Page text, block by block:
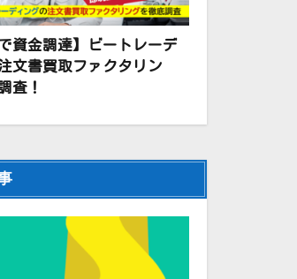
資金調達】ビートレーデ
文書買取ファクタリン
査！